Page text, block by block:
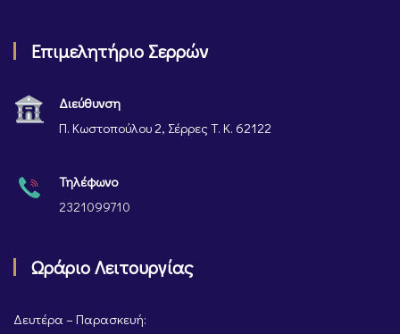
Επιμελητήριο Σερρών
Διεύθυνση
Π. Κωστοπούλου 2, Σέρρες Τ. Κ. 62122
Τηλέφωνο
2321099710
Ωράριο Λειτουργίας
Δευτέρα – Παρασκευή: